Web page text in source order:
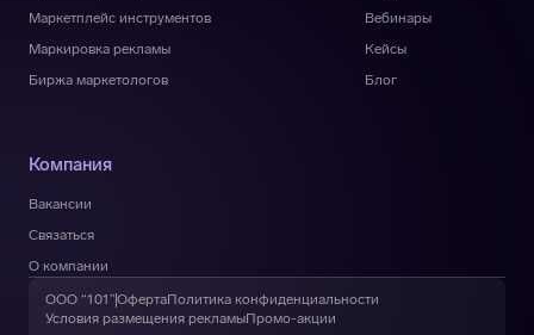
Маркетплейс инструментов
Маркировка рекламы
Биржа маркетологов
Вебинары
Кейсы
Блог
Компания
Вакансии
Связаться
О компании
ООО “101”ОфертаПолитика конфиденциальности
Условия размещения рекламыПромо-акции